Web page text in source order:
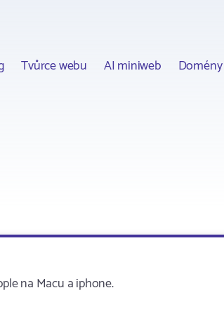
Tvůrce webu AI miniweb Domény
na Macu a iphone.